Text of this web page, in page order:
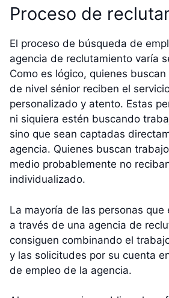
Proceso de
El proceso de búsqueda de
agencia de reclutamiento varía
Como es lógico, quienes
de nivel sénior reciben el
personalizado y atento. Estas
ni siquiera estén buscando
sino que sean captadas
agencia. Quienes buscan
medio probablemente no
individualizado.
La mayoría de las personas
a través de una agencia de
consiguen combinando el
y las solicitudes por su cuenta
de empleo de la agencia.